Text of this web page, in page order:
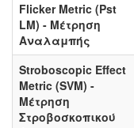
Flicker Metric (Pst
LM) - Μέτρηση
Αναλαμπής
Stroboscopic Effect
Metric (SVM) -
Μέτρηση
Στροβοσκοπικού